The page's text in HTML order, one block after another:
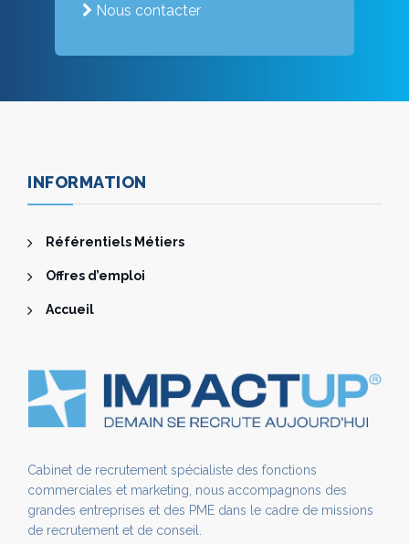
Nous contacter
INFORMATION
Référentiels Métiers
Offres d’emploi
Accueil
Cabinet de recrutement spécialiste des fonctions
commerciales et marketing, nous accompagnons des
grandes entreprises et des PME dans le cadre de missions
de recrutement et de conseil.